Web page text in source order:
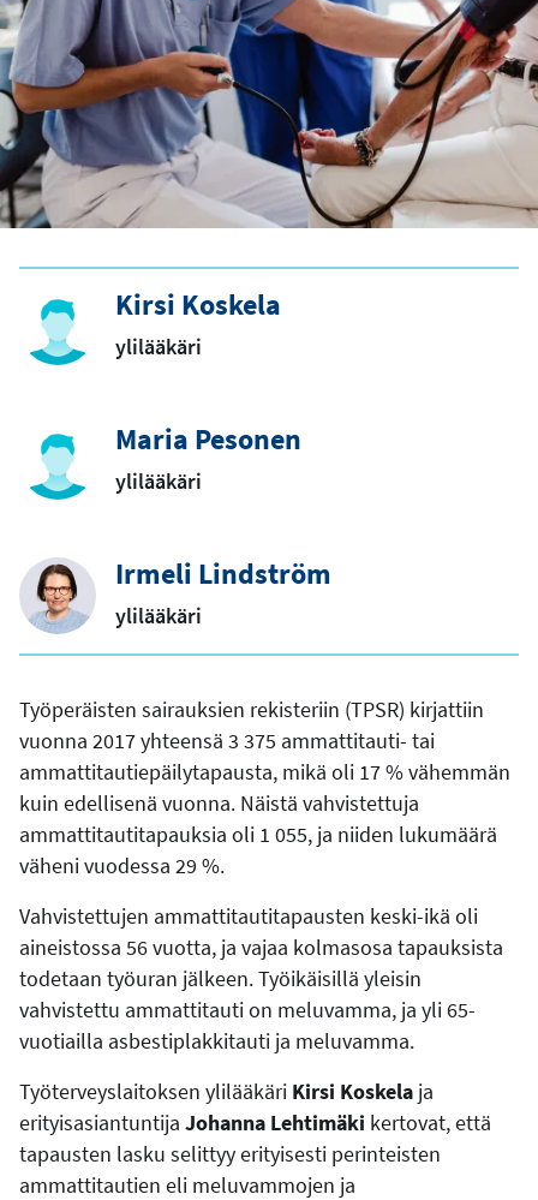
Kirsi Koskela
ylilääkäri
Maria Pesonen
ylilääkäri
Irmeli Lindström
ylilääkäri
Työperäisten sairauksien rekisteriin (TPSR) kirjattiin
vuonna 2017 yhteensä 3 375 ammattitauti- tai
ammattitautiepäilytapausta, mikä oli 17 % vähemmän
kuin edellisenä vuonna. Näistä vahvistettuja
ammattitautitapauksia oli 1 055, ja niiden lukumäärä
väheni vuodessa 29 %.
Vahvistettujen ammattitautitapausten keski-ikä oli
aineistossa 56 vuotta, ja vajaa kolmasosa tapauksista
todetaan työuran jälkeen. Työikäisillä yleisin
vahvistettu ammattitauti on meluvamma, ja yli 65-
vuotiailla asbestiplakkitauti ja meluvamma.
Työterveyslaitoksen ylilääkäri Kirsi Koskela ja
erityisasiantuntija Johanna Lehtimäki kertovat, että
tapausten lasku selittyy erityisesti perinteisten
ammattitautien eli meluvammojen ja